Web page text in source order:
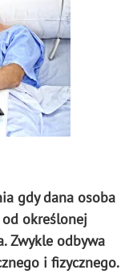
gdy dana osoba
określonej
Zwykle odbywa
i fizycznego.